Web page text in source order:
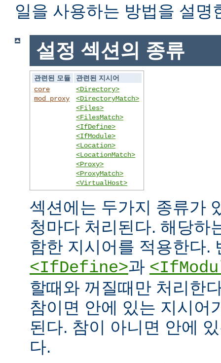
일을 사용하는 방법을 설명
설정 섹션의 종류
관련된 모듈
관련된 지시어
core
mod_proxy
<Directory>
<DirectoryMatch>
<Files>
<FilesMatch>
<IfDefine>
<IfModule>
<Location>
<LocationMatch>
<Proxy>
<ProxyMatch>
<VirtualHost>
섹션에는 두가지 종류가
청마다 처리된다. 해당하
함한 지시어를 적용한다.
<IfDefine>과
할때와 꺼질때만 처리한
참이면 안에 있는 지시어
된다. 참이 아니면 안에
다.